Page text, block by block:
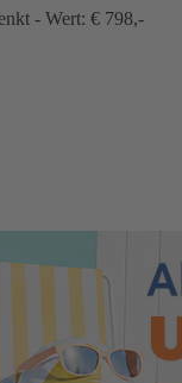
- Wert: € 798,-